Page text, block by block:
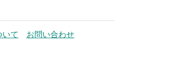
いて お問い合わせ